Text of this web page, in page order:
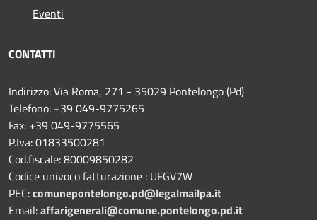
Eventi
CONTATTI
Indirizzo: Via Roma, 271 - 35029 Pontelongo (Pd)
Telefono: +39 049-9775265
Fax: +39 049-9775565
P.Iva: 01833500281
Cod.fiscale: 80009850282
Codice univoco fatturazione : UFGV7W
PEC:comunepontelongo.pd@legalmailpa.it
Email:affarigenerali@comune.pontelongo.pd.it